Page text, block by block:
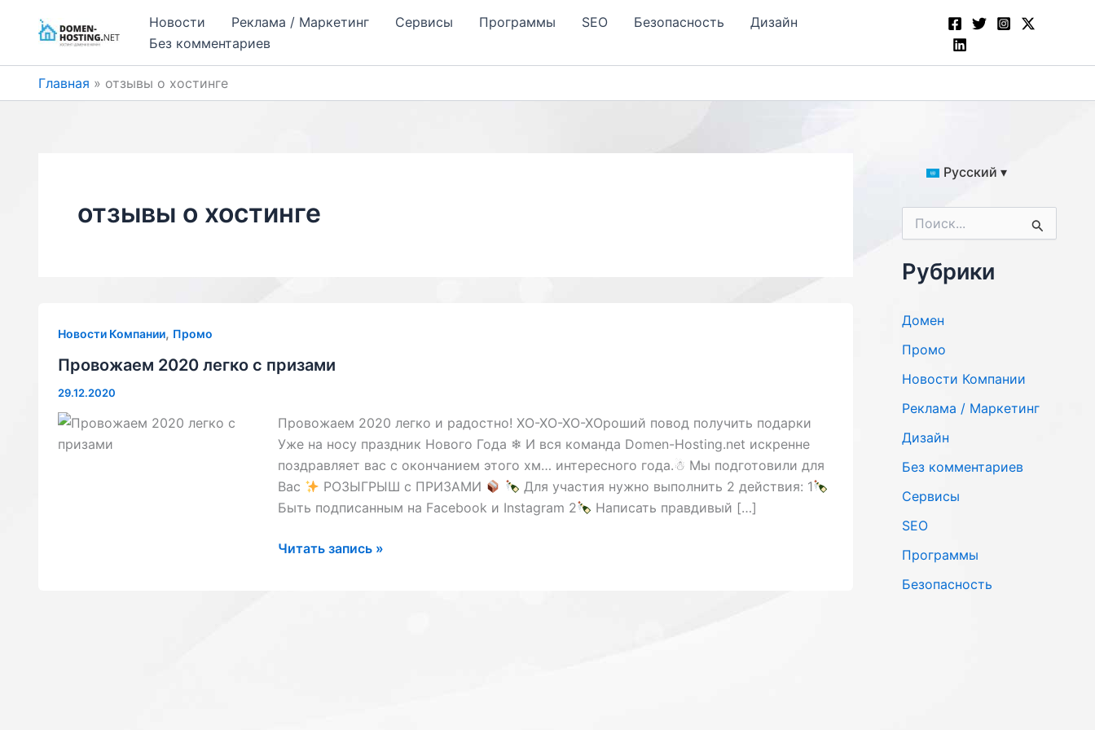
Новости Реклама / Маркетинг Сервисы Программы SЕО Безопасность
Дизайн
Без комментариев
Главная отзывы о хостинге
отзывы о хостинге
Новости Компании, Промо
Провожаем 2020 легко с призами
29.12.2020
Провожаем 2020 легко и радостно! ХО-ХО-ХО-ХОроший повод получить подарки
Уже на носу праздник Нового Года ❄ И вся команда Domen-Hosting.net искренне
поздравляет вас с окончанием этого хм… интересного года.☃ Мы подготовили для
Вас
РОЗЫГРЫШ с ПРИЗАМИ
Для участия нужно выполнить 2 действия: 1
Быть подписанным на Facebook и Instagram 2
Написать правдивый […]
Провожаем
Читать запись »
Русский ▾
с
к
Рубрики
Домен
Промо
Новости Компании
Реклама / Маркетинг
Дизайн
Без комментариев
Сервисы
SЕО
Программы
Безопасность